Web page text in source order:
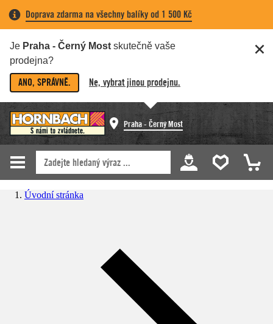
Doprava zdarma na všechny balíky od 1 500 Kč
Je Praha - Černý Most skutečně vaše
prodejna?
ANO, SPRÁVNĚ. Ne, vybrat jinou prodejnu.
Praha - Černý Most
Úvodní stránka